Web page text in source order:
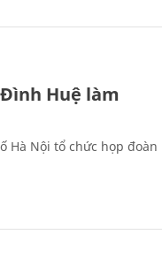
Huệ làm
Hà Nội tổ chức họp đoàn